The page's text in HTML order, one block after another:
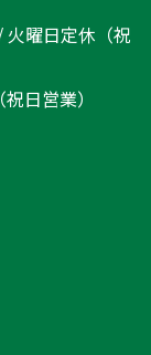
火曜日定休（祝
日営業）